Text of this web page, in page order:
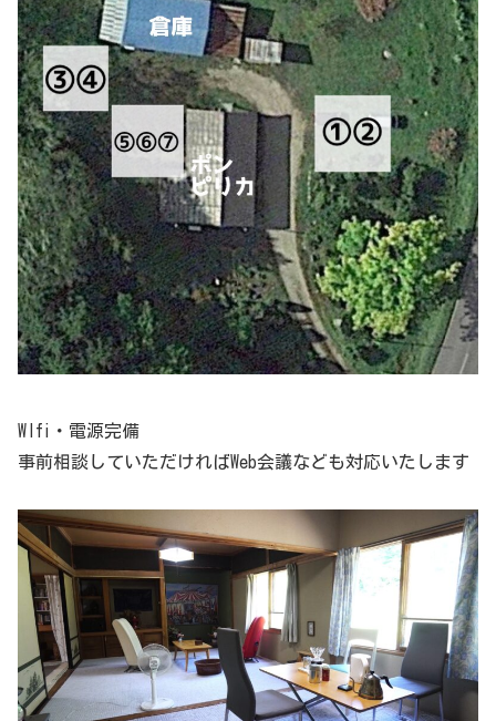
WIfi・電源完備
事前相談していただければWeb会議なども対応いたします